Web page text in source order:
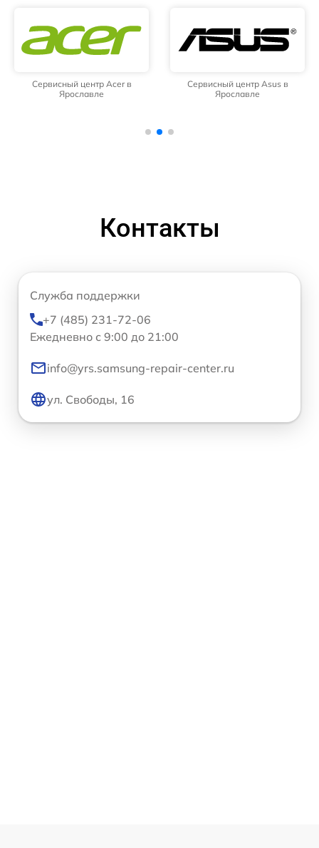
Сервисный центр Acer в
Ярославле
Сервисный центр Asus в
Ярославле
Контакты
Служба поддержки
+7 (485) 231-72-06
Ежедневно с 9:00 до 21:00
info@yrs.samsung-repair-center.ru
ул. Свободы, 16